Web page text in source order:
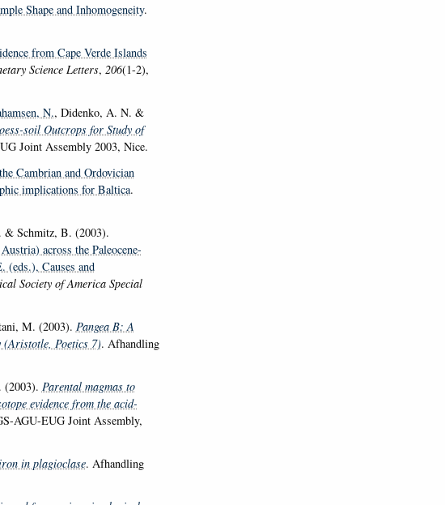
Shape and Inhomogeneity.
from Cape Verde Islands
Science Letters, 206(1-2),
N., Didenko, A. N. &
soil Outcrops for Study of
Joint Assembly 2003, Nice.
Cambrian and Ordovician
implications for Baltica.
& Schmitz, B. (2003).
across the Paleocene-
Causes and
Society of America Special
M. (2003). Pangea B: A
Poetics 7). Afhandling
Parental magmas to
evidence from the acid-
AGU-EUG Joint Assembly,
in plagioclase. Afhandling